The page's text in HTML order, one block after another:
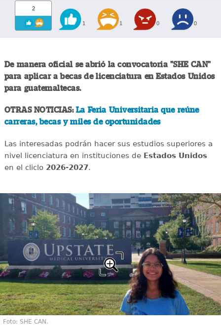
2
1 1 0 0
De manera oficial se abrió la convocatoria "SHE CAN"
para aplicar a becas de licenciatura en Estados Unidos
para guatemaltecas.
OTRAS NOTICIAS: La Feria Universitaria que reúne
carreras, becas y miles de oportunidades
Las interesadas podrán hacer sus estudios superiores a
nivel licenciatura en instituciones deEstados Unidos
en el cliclo 2026-2027.
Foto: SHE CAN.